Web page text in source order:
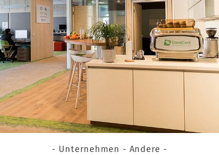
- Unternehmen - Andere -